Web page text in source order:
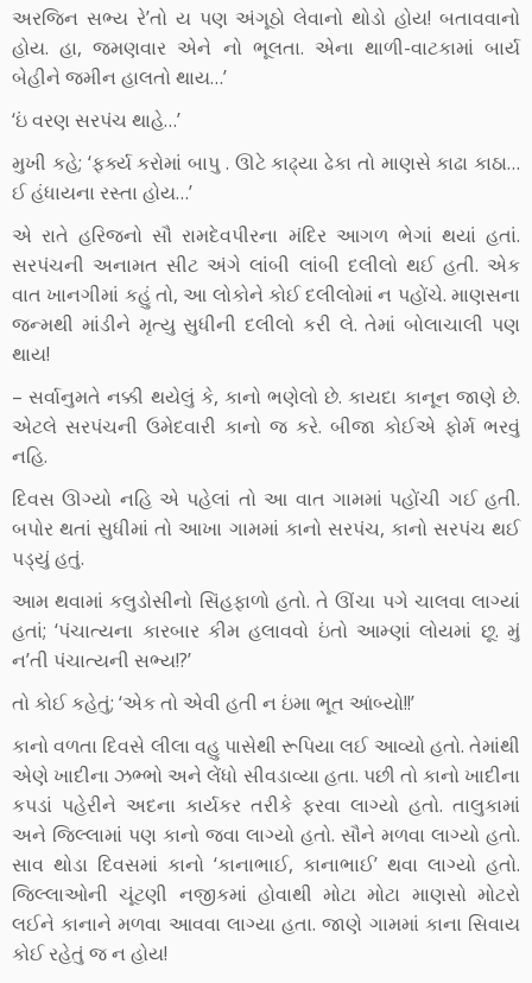
અરજિન સભ્ય રે’તો ય પણ અંગૂઠો લેવાનો થોડો હોય! બતાવવાનો
હોય. હા, જમણવાર એને નો ભૂલતા. એના થાળી-વાટકામાં બાર્ય
બેહીને જમીન હાલતો થાય…’
‘ઇં વરણ સરપંચ થાહે…’
મુખી કહે; ‘ફર્ક્ય કરોમાં બાપુ . ઊટે કાઢ્યા ઢેકા તો માણસે કાઢા કાઠા…
ઈ હંધાયના રસ્તા હોય…’
એ રાતે હરિજનો સૌ રામદેવપીરના મંદિર આગળ ભેગાં થયાં હતાં.
સરપંચની અનામત સીટ અંગે લાંબી લાંબી દલીલો થઈ હતી. એક
વાત ખાનગીમાં કહું તો, આ લોકોને કોઈ દલીલોમાં ન પહોંચે. માણસના
જન્મથી માંડીને મૃત્યુ સુધીની દલીલો કરી લે. તેમાં બોલાચાલી પણ
થાય!
– સર્વાનુમતે નક્કી થયેલું કે, કાનો ભણેલો છે. કાયદા કાનૂન જાણે છે.
એટલે સરપંચની ઉમેદવારી કાનો જ કરે. બીજા કોઈએ ફોર્મ ભરવું
નહિ.
દિવસ ઊગ્યો નહિ એ પહેલાં તો આ વાત ગામમાં પહોંચી ગઈ હતી.
બપોર થતાં સુધીમાં તો આખા ગામમાં કાનો સરપંચ, કાનો સરપંચ થઈ
પડ્યું હતું.
આમ થવામાં કલુડોસીનો સિંહફાળો હતો. તે ઊંચા પગે ચાલવા લાગ્યાં
હતાં; ‘પંચાત્યના કારબાર કીમ હલાવવો ઇંતો આમ્ણાં લોયમાં છૂ. મું
ન’તી પંચાત્યની સભ્ય!?’
તો કોઈ કહેતું; ‘એક તો એવી હતી ન ઇંમા ભૂત આંબ્યો!!’
કાનો વળતા દિવસે લીલા વહુ પાસેથી રૂપિયા લઈ આવ્યો હતો. તેમાંથી
એણે ખાદીના ઝભ્ભો અને લેંધો સીવડાવ્યા હતા. પછી તો કાનો ખાદીના
કપડાં પહેરીને અદના કાર્યકર તરીકે ફરવા લાગ્યો હતો. તાલુકામાં
અને જિલ્લામાં પણ કાનો જવા લાગ્યો હતો. સૌને મળવા લાગ્યો હતો.
સાવ થોડા દિવસમાં કાનો ‘કાનાભાઈ, કાનાભાઈ’ થવા લાગ્યો હતો.
જિલ્લાઓની ચૂંટણી નજીકમાં હોવાથી મોટા મોટા માણસો મોટરો
લઈને કાનાને મળવા આવવા લાગ્યા હતા. જાણે ગામમાં કાના સિવાય
કોઈ રહેતું જ ન હોય!